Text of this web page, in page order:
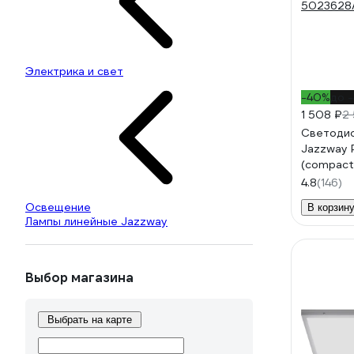
Электрика и свет
Освещение
Лампы линейные Jazzway
Выбор магазина
Выбрать на карте
-40%
1 508 ₽2
Jazzway
стекло
4.8(146)
В корзину